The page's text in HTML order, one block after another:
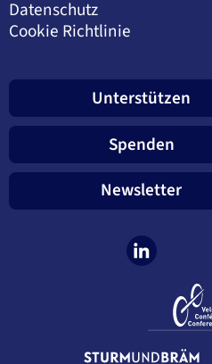
Datenschutz
Cookie Richtlinie
Unterstützen
Spenden
Newsletter